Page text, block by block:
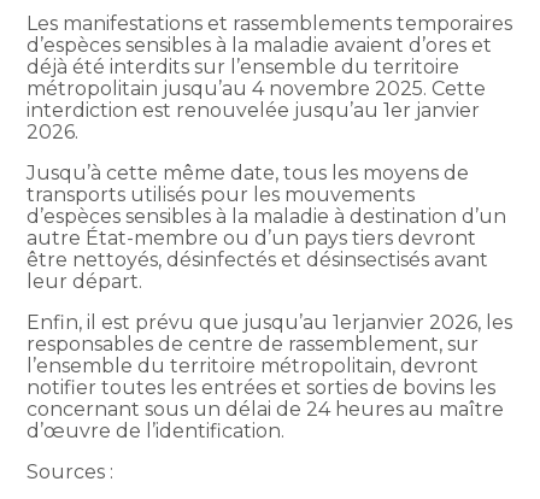
Les manifestations et rassemblements temporaires
d’espèces sensibles à la maladie avaient d’ores et
déjà été interdits sur l’ensemble du territoire
métropolitain jusqu’au 4 novembre 2025. Cette
interdiction est renouvelée jusqu’au 1er janvier
2026.
Jusqu’à cette même date, tous les moyens de
transports utilisés pour les mouvements
d’espèces sensibles à la maladie à destination d’un
autre État-membre ou d’un pays tiers devront
être nettoyés, désinfectés et désinsectisés avant
leur départ.
Enfin, il est prévu que jusqu’au 1erjanvier 2026, les
responsables de centre de rassemblement, sur
l’ensemble du territoire métropolitain, devront
notifier toutes les entrées et sorties de bovins les
concernant sous un délai de 24 heures au maître
d’œuvre de l’identification.
Sources :